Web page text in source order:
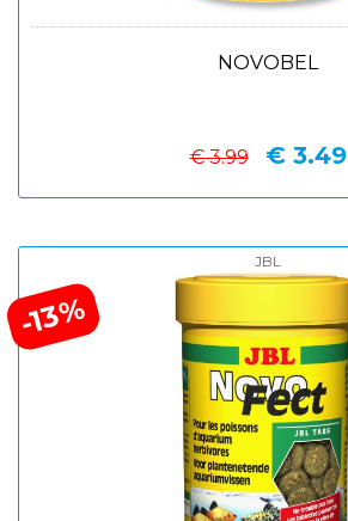
NOVOBEL
€ 3.99 € 3.49
-13%
JBL